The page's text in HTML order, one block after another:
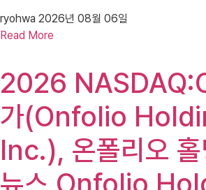
ryohwa 2026년 08월 06일
Read More
2026
가(Onfolio
Inc.), 온폴리오